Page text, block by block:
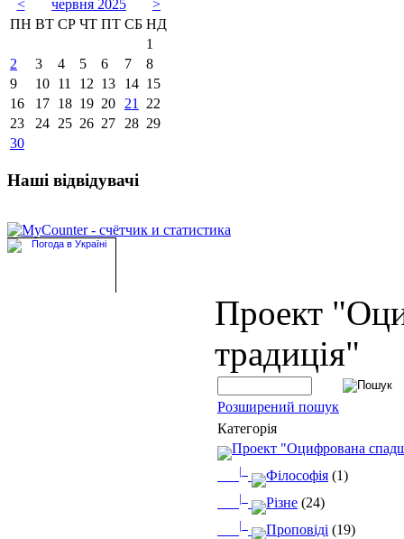
< червня 2025
>
ПН ВТ СР ЧТ ПТ СБ НД
1
2
3 4 5 6 7
8
9
10 11 12 13 14 15
16
17 18 19 20 21
22
23
24 25 26 27 28 29
30
Наші відвідувачі
Проект
традиція"
Розширений пошук
Категорія
Проект "Оцифрована
|_ Філософія (1)
|_ Різне (24)
|_ Проповіді (19)